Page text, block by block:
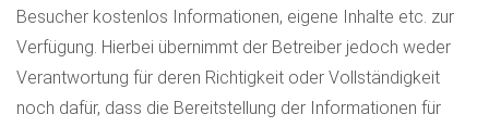
Besucher kostenlos Informationen, eigene Inhalte etc. zur
Verfügung. Hierbei übernimmt der Betreiber jedoch weder
Verantwortung für deren Richtigkeit oder Vollständigkeit
noch dafür, dass die Bereitstellung der Informationen für